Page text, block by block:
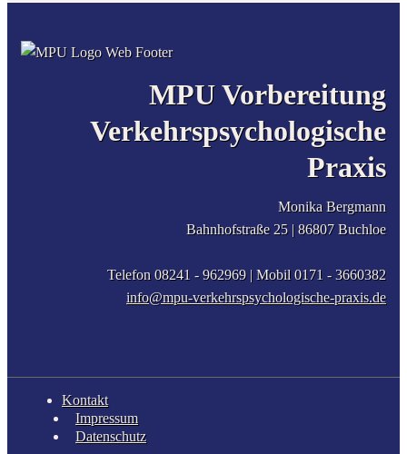
MPU Vorbereitung
Verkehrspsychologische
Praxis
Monika Bergmann
Bahnhofstraße 25 | 86807Buchloe
Telefon 08241 - 962969| Mobil 0171 - 3660382
info@mpu-verkehrspsychologische-praxis.de
Kontakt
Impressum
Datenschutz